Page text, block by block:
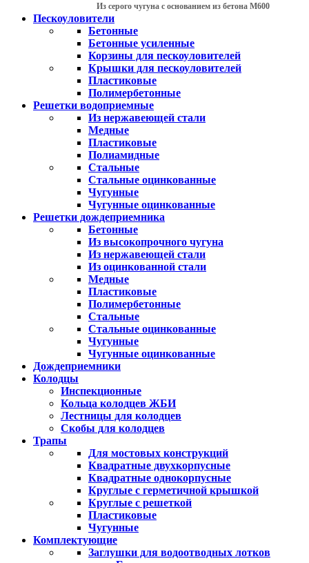
Из серого чугуна с основанием из бетона М600
Пескоуловители
Бетонные
Бетонные усиленные
Корзины для пескоуловителей
Крышки для пескоуловителей
Пластиковые
Полимербетонные
Решетки водоприемные
Из нержавеющей стали
Медные
Пластиковые
Полиамидные
Стальные
Стальные оцинкованные
Чугунные
Чугунные оцинкованные
Решетки дождеприемника
Бетонные
Из высокопрочного чугуна
Из нержавеющей стали
Из оцинкованной стали
Медные
Пластиковые
Полимербетонные
Стальные
Стальные оцинкованные
Чугунные
Чугунные оцинкованные
Дождеприемники
Колодцы
Инспекционные
Кольца колодцев ЖБИ
Лестницы для колодцев
Скобы для колодцев
Трапы
Для мостовых конструкций
Квадратные двухкорпусные
Квадратные однокорпусные
Круглые с герметичной крышкой
Круглые с решеткой
Пластиковые
Чугунные
Комплектующие
Заглушки для водоотводных лотков